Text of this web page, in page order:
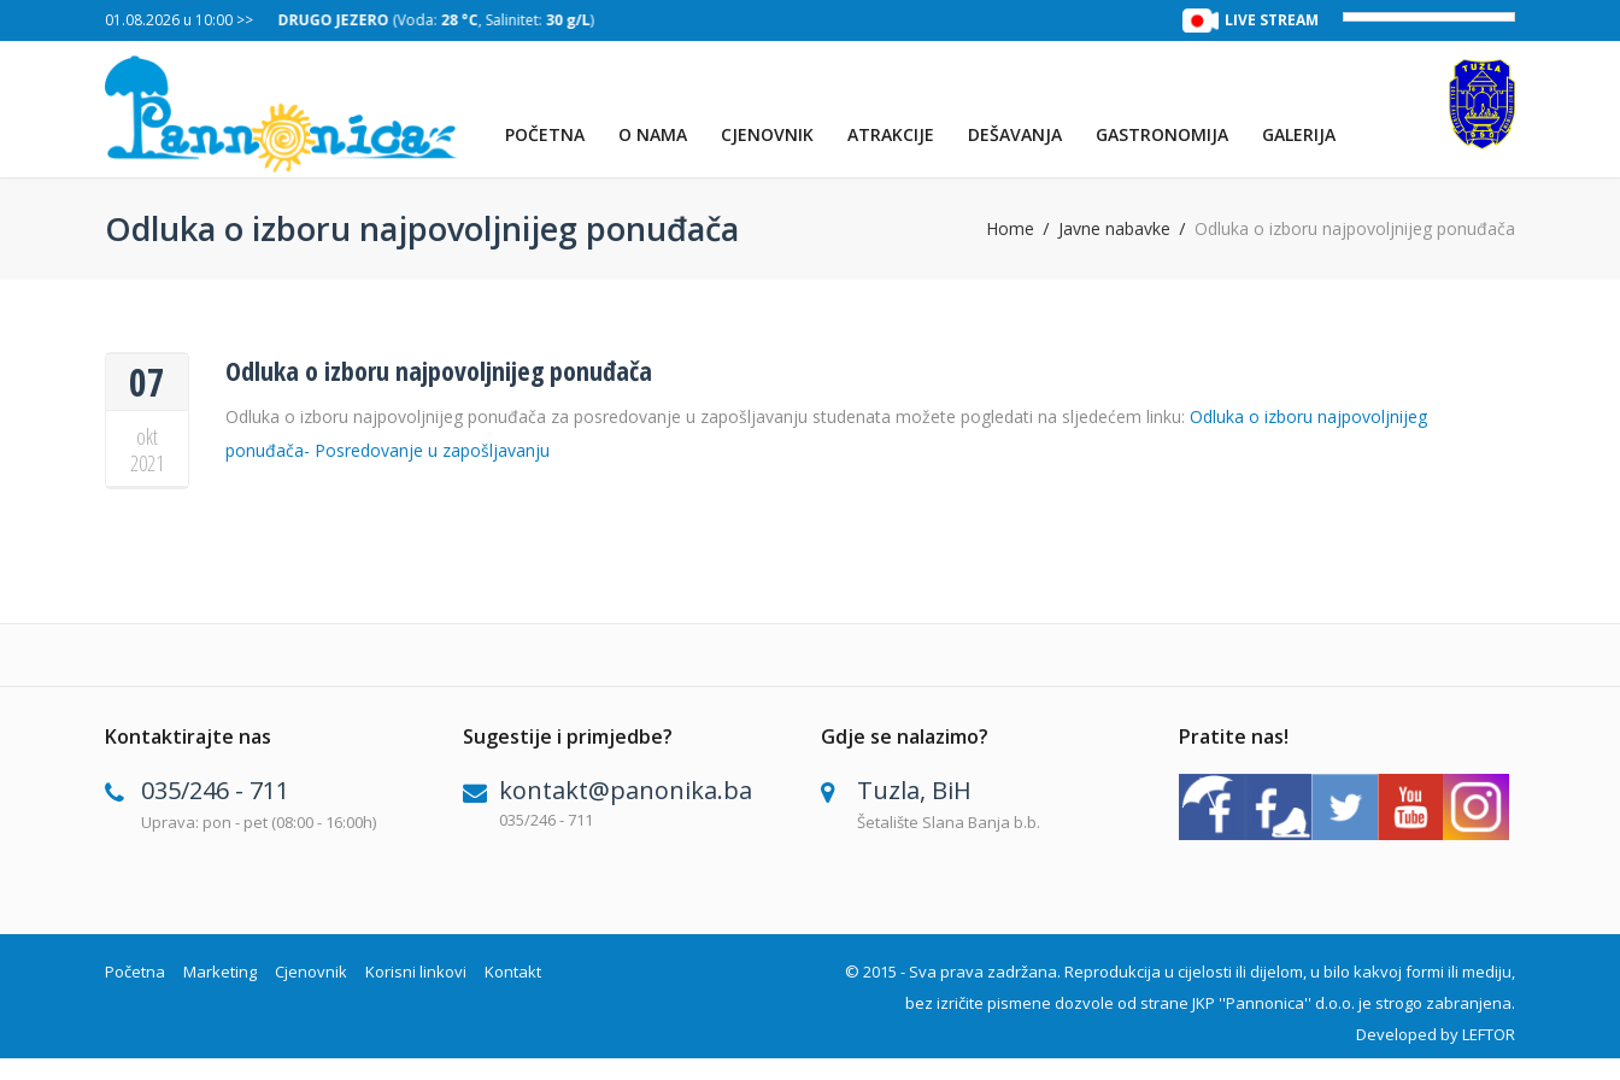
01.08.2026 u 10:00 >>
30 g/L) DRUGO JEZERO (Voda: 28 °C, Salinitet: 30 g/L) TREĆE JEZERO (Voda:28 °C, Salinitet:30 g/L)
LIVE STREAM
POČETNA O NAMA CJENOVNIK ATRAKCIJE DEŠAVANJA GASTRONOMIJA GALERIJA
Odluka o izboru najpovoljnijeg ponuđača Home Javne nabavke Odluka o izboru najpovoljnijeg ponuđača
07
okt
2021
Odluka o izboru najpovoljnijeg ponuđača
Odluka o izboru najpovoljnijeg ponuđača za posredovanje u zapošljavanju studenata možete pogledati na sljedećem linku: Odluka o izboru najpovoljnijeg
ponuđača- Posredovanje u zapošljavanju
Kontaktirajte nas
035/246 - 711
Uprava: pon - pet (08:00 - 16:00h)
Sugestije i primjedbe?
kontakt@panonika.ba
035/246 - 711
Gdje se nalazimo?
Tuzla, BiH
Šetalište Slana Banja b.b.
Pratite nas!
Početna Marketing Cjenovnik Korisni linkovi Kontakt
© 2015 - Sva prava zadržana. Reprodukcija u cijelosti ili dijelom, u bilo kakvoj formi ili mediju,
bez izričite pismene dozvole od strane JKP ''Pannonica'' d.o.o. je strogo zabranjena.
Developed byLEFTOR